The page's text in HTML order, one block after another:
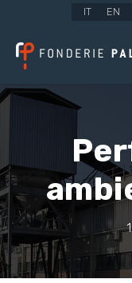
IT EN